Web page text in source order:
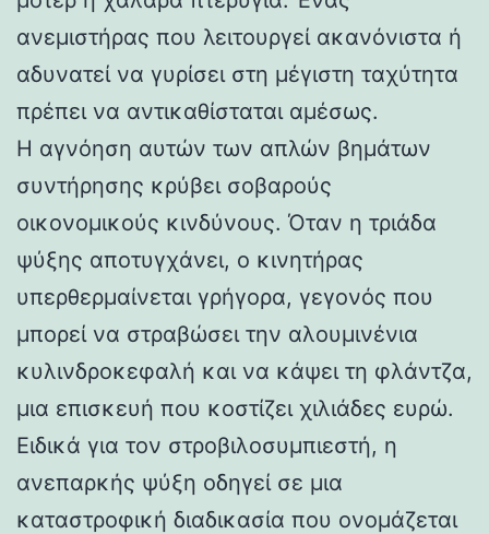
ανεμιστήρας που λειτουργεί ακανόνιστα ή
αδυνατεί να γυρίσει στη μέγιστη ταχύτητα
πρέπει να αντικαθίσταται αμέσως.
Η αγνόηση αυτών των απλών βημάτων
συντήρησης κρύβει σοβαρούς
οικονομικούς κινδύνους. Όταν η τριάδα
ψύξης αποτυγχάνει, ο κινητήρας
υπερθερμαίνεται γρήγορα, γεγονός που
μπορεί να στραβώσει την αλουμινένια
κυλινδροκεφαλή και να κάψει τη φλάντζα,
μια επισκευή που κοστίζει χιλιάδες ευρώ.
Ειδικά για τον στροβιλοσυμπιεστή, η
ανεπαρκής ψύξη οδηγεί σε μια
καταστροφική διαδικασία που ονομάζεται